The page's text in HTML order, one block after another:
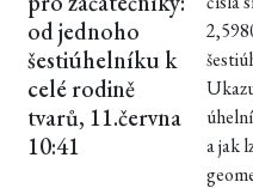
od jednoho
šestiúhelníku k
celé rodině
tvarů, 11.června
10:41
a jak